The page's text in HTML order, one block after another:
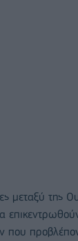
μεταξύ της
που